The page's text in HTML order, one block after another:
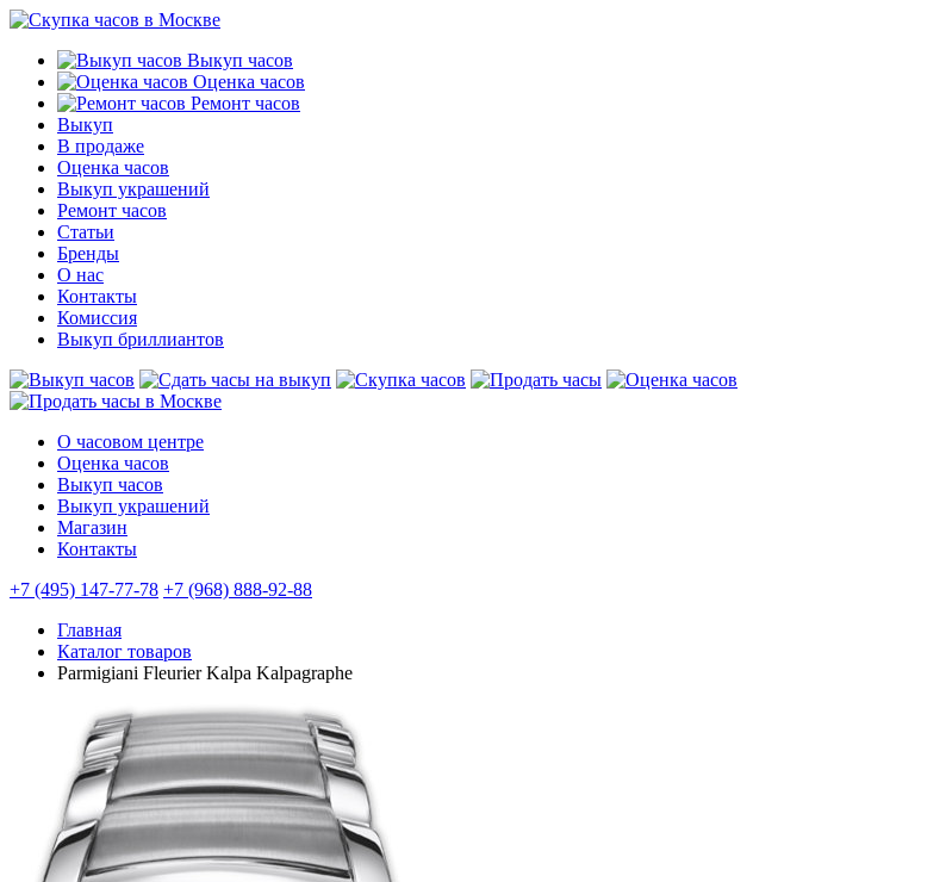
Выкуп часов
Оценка часов
Ремонт часов
Выкуп
В продаже
Оценка часов
Выкуп украшений
Ремонт часов
Статьи
Бренды
О нас
Контакты
Комиссия
Выкуп бриллиантов
О часовом центре
Оценка часов
Выкуп часов
Выкуп украшений
Магазин
Контакты
+7 (495) 147-77-78 +7 (968) 888-92-88
Главная
Каталог товаров
Parmigiani Fleurier Kalpa Kalpagraphe